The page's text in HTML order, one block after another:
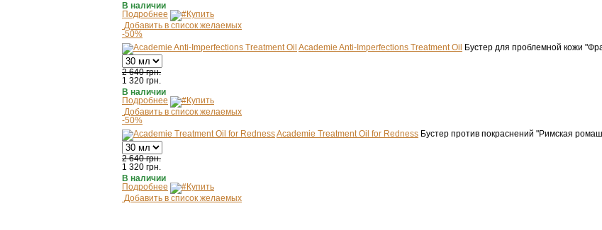
В наличии
Подробнее
Купить
Добавить в список желаемых
-50%
Academie Anti-Imperfections Treatment Oil
Бустер для проблемной кожи
2 640 грн.
1 320 грн.
В наличии
Подробнее
Купить
Добавить в список желаемых
-50%
Academie Treatment Oil for Redness Бустер против покраснений "Римская
2 640 грн.
1 320 грн.
В наличии
Подробнее
Купить
Добавить в список желаемых